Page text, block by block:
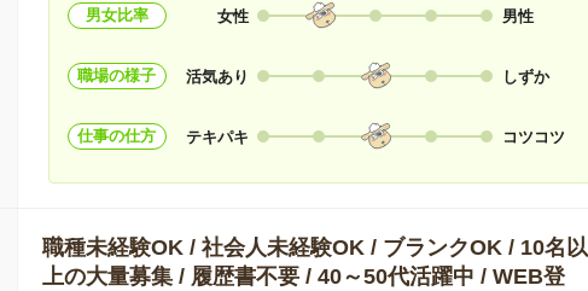
男女比率 女性 男性
職場の様子 活気あり しずか
仕事の仕方 テキパキ コツコツ
職種未経験OK / 社会人未経験OK / ブランクOK / 10名以
上の大量募集 / 履歴書不要 / 40～50代活躍中 / WEB登